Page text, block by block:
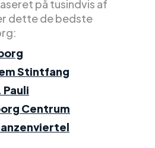
på tusindvis af
dette de bedste
Stintfang
Centrum